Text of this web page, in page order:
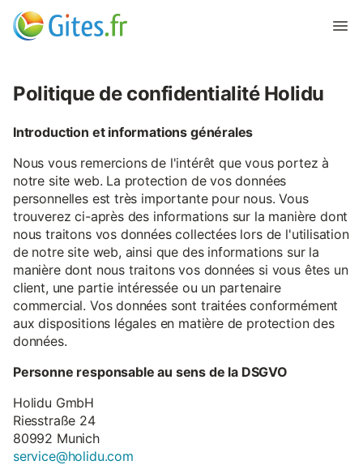
Politique de confidentialité Holidu
Introduction et informations générales
Nous vous remercions de l'intérêt que vous portez à
notre site web. La protection de vos données
personnelles est très importante pour nous. Vous
trouverez ci-après des informations sur la manière dont
nous traitons vos données collectées lors de l'utilisation
de notre site web, ainsi que des informations sur la
manière dont nous traitons vos données si vous êtes un
client, une partie intéressée ou un partenaire
commercial. Vos données sont traitées conformément
aux dispositions légales en matière de protection des
données.
Personne responsable au sens de la DSGVO
Holidu GmbH
Riesstraße 24
80992 Munich
service@holidu.com